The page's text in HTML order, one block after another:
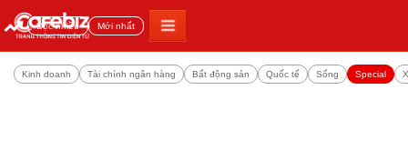
Đọc nhiều Mới nhất
Kinh doanh Tài chính ngân hàng Bất động sản Quốc tế Sống Special